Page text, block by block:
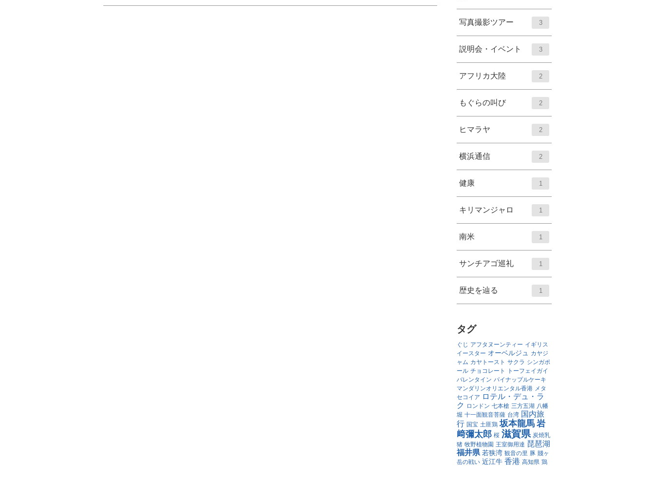
写真撮影ツアー 3
説明会・イベント 3
アフリカ大陸 2
もぐらの叫び 2
ヒマラヤ 2
横浜通信 2
健康 1
キリマンジャロ 1
南米 1
サンチアゴ巡礼 1
歴史を辿る 1
タグ
ぐじ アフタヌーンティー イギリス
イースター オーベルジュ
カヤジ
ャム カヤトースト サクラ シンガポ
ール チョコレート
トーフェイガイ
バレンタイン パイナップルケーキ
マンダリンオリエンタル香港 メタ
セコイア ロテル・デュ・ラ
ク
ロンドン 七本槍 三方五湖 八幡
堀 十一面観音菩薩 台湾 国内旅
行 国宝 土匪鶏 坂本龍馬 岩
﨑彌太郎 桜 滋賀県 炭焼乳
猪 牧野植物園 王室御用達 琵琶湖
福井県 若狭湾 観音の里 豚 賤ヶ
岳の戦い 近江牛 香港 高知県 鶏